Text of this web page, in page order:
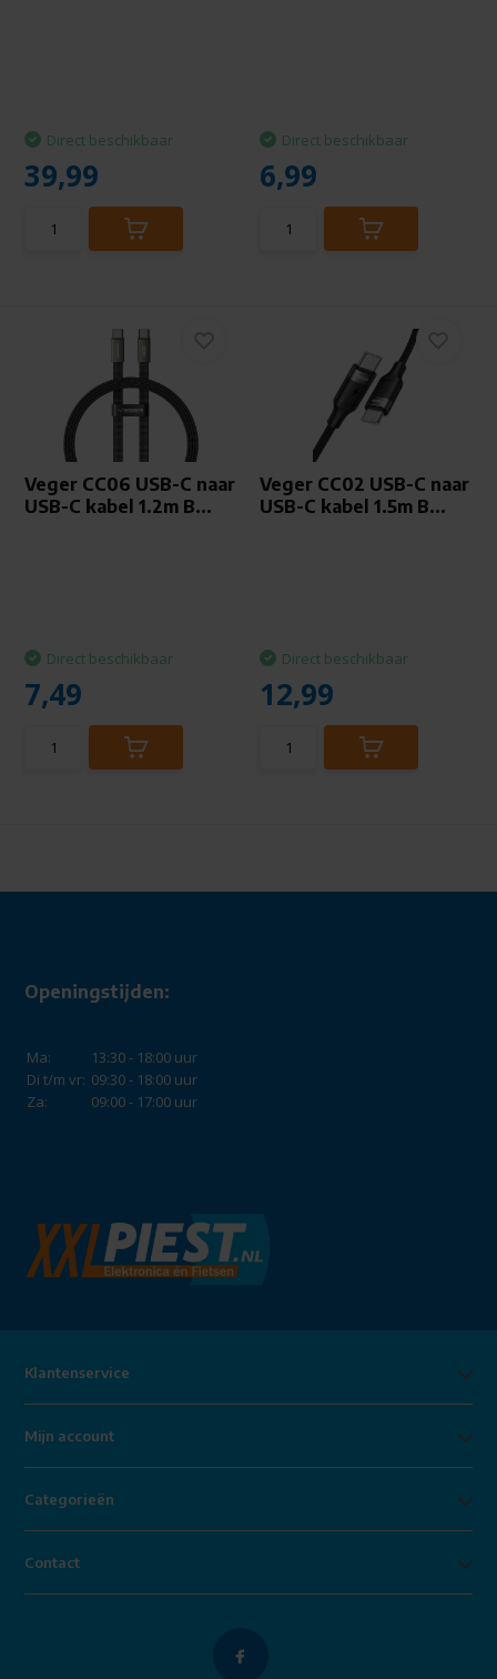
Direct beschikbaar
39,99
Direct beschikbaar
6,99
Veger CC06 USB-C naar
USB-C kabel 1.2m B...
Direct beschikbaar
7,49
Veger CC02 USB-C naar
USB-C kabel 1.5m B...
Direct beschikbaar
12,99
Openingstijden:
Ma:
13:30 - 18:00 uur
Di t/m vr: 09:30 - 18:00 uur
Za:
09:00 - 17:00 uur
Klantenservice
Mijn account
Categorieën
Contact